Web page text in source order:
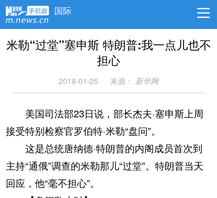
国际
米勒“过堂”塞申斯 特朗普:我一点儿也不
担心
2018-01-25 来源： 新华网
美国司法部23日说，部长杰夫·塞申斯上周
接受特别检察官罗伯特·米勒“盘问”。
这是总统唐纳德·特朗普的内阁成员首次到
主持“通俄”调查的米勒那儿“过堂”。特朗普当天
回应，他“毫不担心”。